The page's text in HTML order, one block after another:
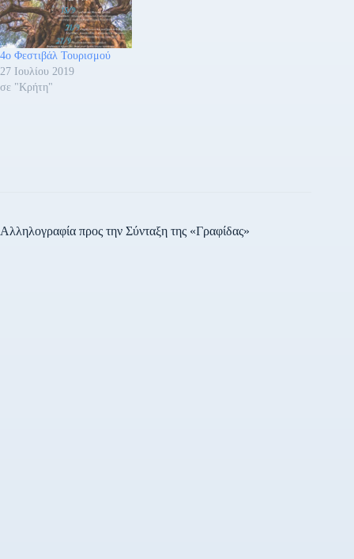
4ο Φεστιβάλ Τουρισμού
27 Ιουλίου 2019
σε "Κρήτη"
Αλληλογραφία προς την Σύνταξη της «Γραφίδας»